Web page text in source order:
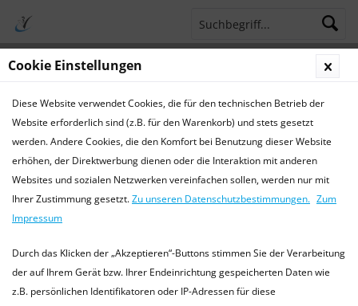
Terminsprechstunde Service Hotline 04421 773770
Aktuelles
Aktuelles
Informationen aus unserer Praxis und Tiermedizin. oder
besuchen Sie uns... mehr erfahren »
Cookie Einstellungen
Diese Website verwendet Cookies, die für den technischen Betrieb der
Website erforderlich sind (z.B. für den Warenkorb) und stets gesetzt
werden. Andere Cookies, die den Komfort bei Benutzung dieser Website
erhöhen, der Direktwerbung dienen oder die Interaktion mit anderen
Websites und sozialen Netzwerken vereinfachen sollen, werden nur mit
Ihrer Zustimmung gesetzt.Zu unseren Datenschutzbestimmungen. Zum
Impressum
Durch das Klicken der „Akzeptieren“-Buttons stimmen Sie der Verarbeitung
der auf Ihrem Gerät bzw. Ihrer Endeinrichtung gespeicherten Daten wie
z.B. persönlichen Identifikatoren oder IP-Adressen für diese